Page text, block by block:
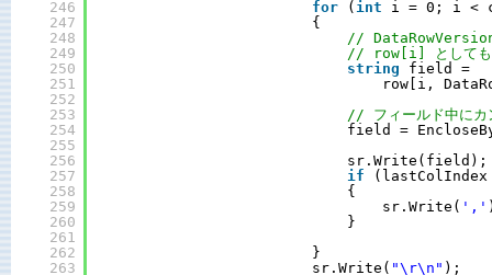
246
247
248
249
250
251
252
253
254
255
256
257
258
259
260
261
262
263
for
( int
i = 0; i <
{
//
// row[i] としても
string
field =
row[i,
// フィールド中にカ
field =
sr.Write(field);
if
{
sr.Write( ','
}
}
sr.Write( "\r\n" );